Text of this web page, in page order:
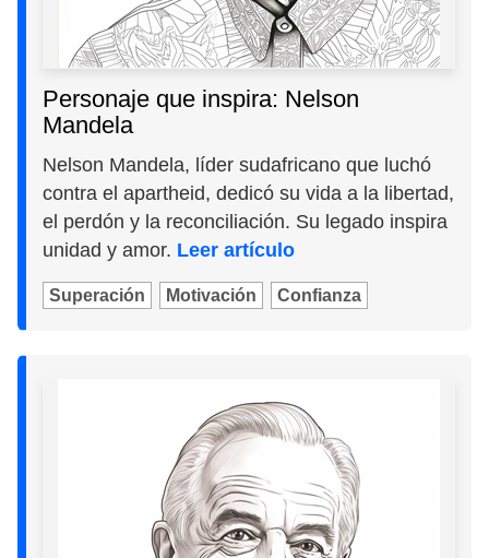
Personaje que inspira: Nelson
Mandela
Nelson Mandela, líder sudafricano que luchó
contra el apartheid, dedicó su vida a la libertad,
el perdón y la reconciliación. Su legado inspira
unidad y amor. Leer artículo
Superación Motivación Confianza